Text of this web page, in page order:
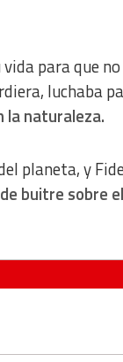
para que
luchaba
la naturaleza.
planeta, y
buitre sobre